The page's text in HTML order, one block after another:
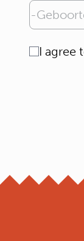
Consent
I agree